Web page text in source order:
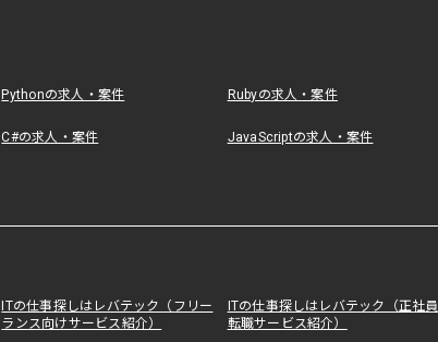
Pythonの求人・案件 Rubyの求人・案件
C#の求人・案件 JavaScriptの求人・案件
ITの仕事探しはレバテック（フリー
ランス向けサービス紹介）
ITの仕事探しはレバテック（正社員
転職サービス紹介）